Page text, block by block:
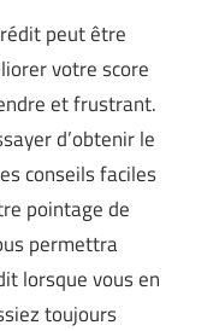
peut être
votre score
et frustrant.
d’obtenir le
conseils faciles
pointage de
permettra
lorsque vous en
toujours